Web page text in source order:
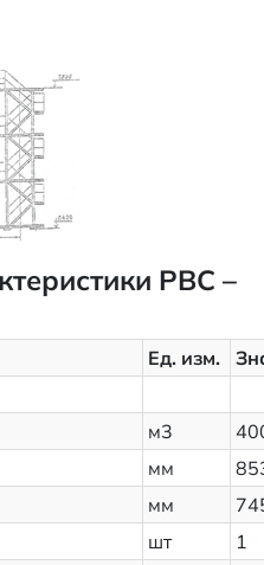
РВС –
Ед. изм.
м3
мм
мм
шт
1